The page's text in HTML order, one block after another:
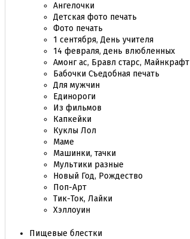
Ангелочки
Детская фото печать
Фото печать
1 сентября, День учителя
14 февраля, день влюбленных
Амонг ас, Бравл старс, Майнкрафт
Бабочки Съедобная печать
Для мужчин
Единороги
Из фильмов
Капкейки
Куклы Лол
Маме
Машинки, тачки
Мультики разные
Новый Год, Рождество
Поп-Арт
Тик-Ток, Лайки
Хэллоуин
Пищевые блестки